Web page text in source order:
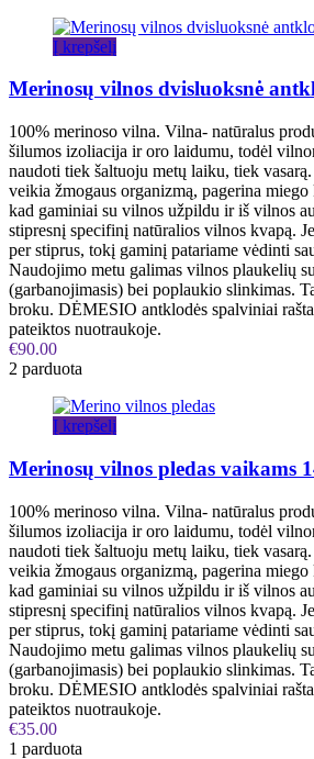
Į krepšelį
Merinosų vilnos dvisluoksnė
100% merinoso vilna. Vilna- natūralus
šilumos izoliacija ir oro laidumu, todėl
naudoti tiek šaltuoju metų laiku, tiek
veikia žmogaus organizmą, pagerina
kad gaminiai su vilnos užpildu ir iš vilnos
stipresnį specifinį natūralios vilnos kvapą.
per stiprus, tokį gaminį patariame vėdinti
Naudojimo metu galimas vilnos plaukelių
(garbanojimasis) bei poplaukio slinkimas.
broku. DĖMESIO antklodės spalviniai
pateiktos nuotraukoje.
€90.00
2 parduota
Į krepšelį
Merinosų vilnos pledas vaikams
100% merinoso vilna. Vilna- natūralus
šilumos izoliacija ir oro laidumu, todėl
naudoti tiek šaltuoju metų laiku, tiek
veikia žmogaus organizmą, pagerina
kad gaminiai su vilnos užpildu ir iš vilnos
stipresnį specifinį natūralios vilnos kvapą.
per stiprus, tokį gaminį patariame vėdinti
Naudojimo metu galimas vilnos plaukelių
(garbanojimasis) bei poplaukio slinkimas.
broku. DĖMESIO antklodės spalviniai
pateiktos nuotraukoje.
€35.00
1 parduota